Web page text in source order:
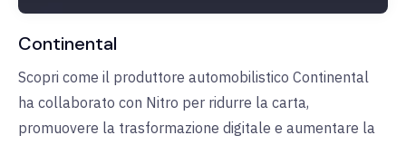
Continental
Scopri come il produttore automobilistico Continental
ha collaborato con Nitro per ridurre la carta,
promuovere la trasformazione digitale e aumentare la